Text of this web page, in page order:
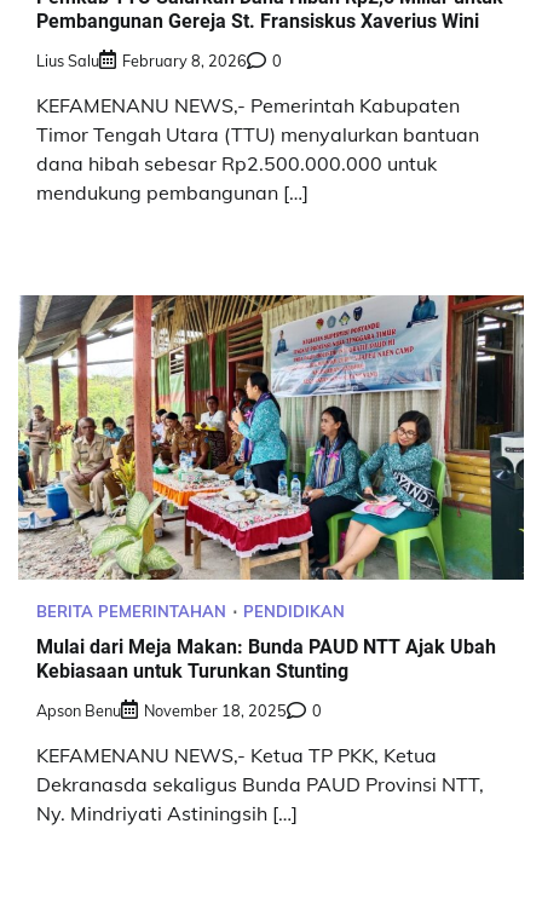
Pembangunan Gereja St. Fransiskus Xaverius Wini
Lius Salu February 8, 2026 0
KEFAMENANU NEWS,- Pemerintah Kabupaten
Timor Tengah Utara (TTU) menyalurkan bantuan
dana hibah sebesar Rp2.500.000.000 untuk
mendukung pembangunan […]
BERITA PEMERINTAHAN PENDIDIKAN
Mulai dari Meja Makan: Bunda PAUD NTT Ajak Ubah
Kebiasaan untuk Turunkan Stunting
Apson Benu November 18, 2025 0
KEFAMENANU NEWS,- Ketua TP PKK, Ketua
Dekranasda sekaligus Bunda PAUD Provinsi NTT,
Ny. Mindriyati Astiningsih […]